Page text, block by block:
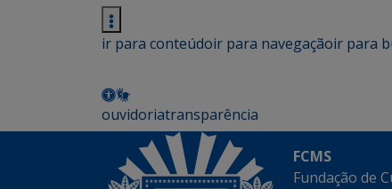
ir para conteúdoir para navegaçãoir para
ouvidoriatransparência
FCMS
Fundação de